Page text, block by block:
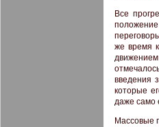
Все
же время
введения
которые
даже само
Массовые